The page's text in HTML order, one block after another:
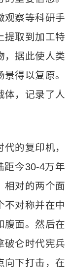
观察等科研手
提取到加工特
，据此使人类
得以复原。
体，记录了人
的复印机，
距今30-4万年
相对的两个面
不对称并在中
腹面。然后在
破仑时代宪兵
向下打击，在